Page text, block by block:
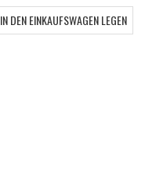
IN DEN EINKAUFSWAGEN LEGEN